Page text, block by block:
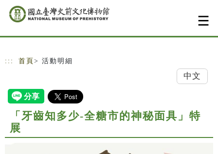
跳到主要內容
網站導覽
::: 首頁 > 活動明細
中文
「牙齒知多少-全糖市的神秘面具」特
展